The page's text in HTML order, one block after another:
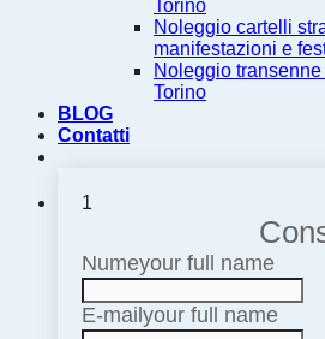
Torino
Noleggio cartelli
manifestazioni e
Noleggio
Torino
BLOG
Contatti
1
Numeyour full name
E-mailyour full name